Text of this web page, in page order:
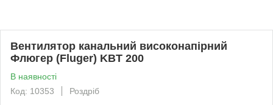
Вентилятор канальний високонапірний
Флюгер (Fluger) KBT 200
В наявності
Код: 10353
Роздріб